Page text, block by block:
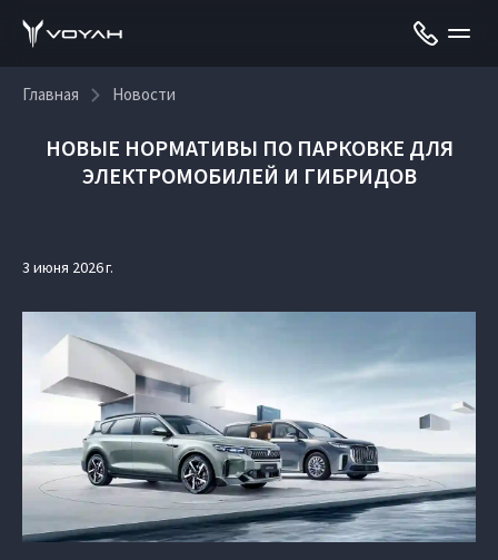
Главная Новости
НОВЫЕ НОРМАТИВЫ ПО ПАРКОВКЕ ДЛЯ
ЭЛЕКТРОМОБИЛЕЙ И ГИБРИДОВ
3 июня 2026 г.